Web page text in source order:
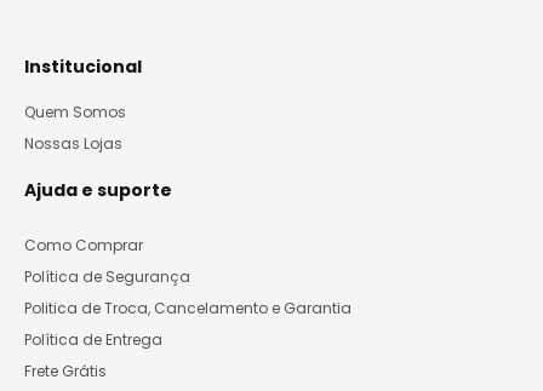
Institucional
Quem Somos
Nossas Lojas
Ajuda e suporte
Como Comprar
Política de Segurança
Politica de Troca, Cancelamento e Garantia
Política de Entrega
Frete Grátis